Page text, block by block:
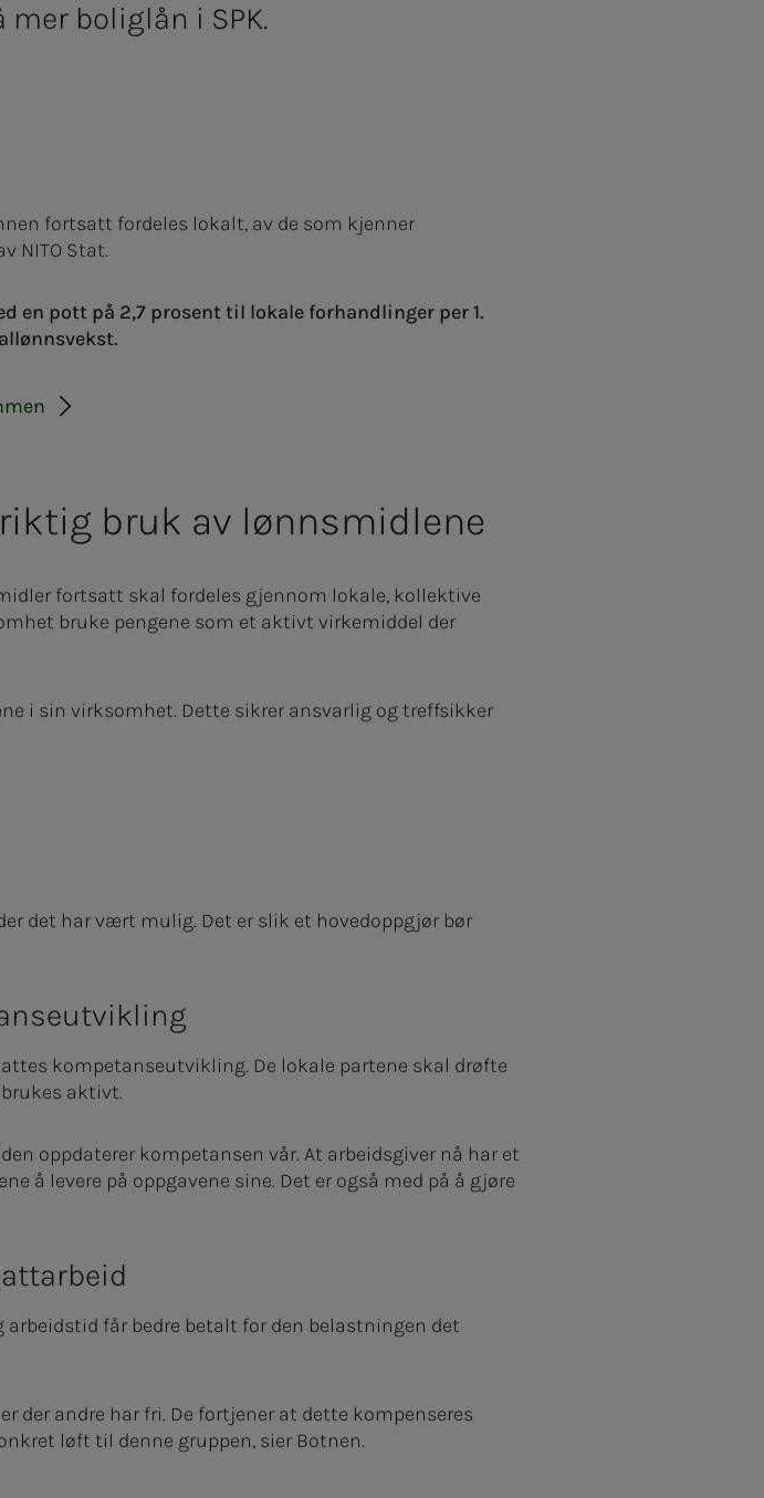
mer boliglån i SPK.
fortsatt fordeles lokalt, av de som kjenner
NITO Stat.
en pott på 2,7 prosent til lokale forhandlinger per 1.
bruk av lønnsmidlene
fortsatt skal fordeles gjennom lokale, kollektive
bruke pengene som et aktivt virkemiddel der
i sin virksomhet. Dette sikrer ansvarlig og treffsikker
det har vært mulig. Det er slik et hovedoppgjør bør
kompetanseutvikling. De lokale partene skal drøfte
aktivt.
oppdaterer kompetansen vår. At arbeidsgiver nå har et
å levere på oppgavene sine. Det er også med på å gjøre
får bedre betalt for den belastningen det
der andre har fri. De fortjener at dette kompenseres
løft til denne gruppen, sier Botnen.